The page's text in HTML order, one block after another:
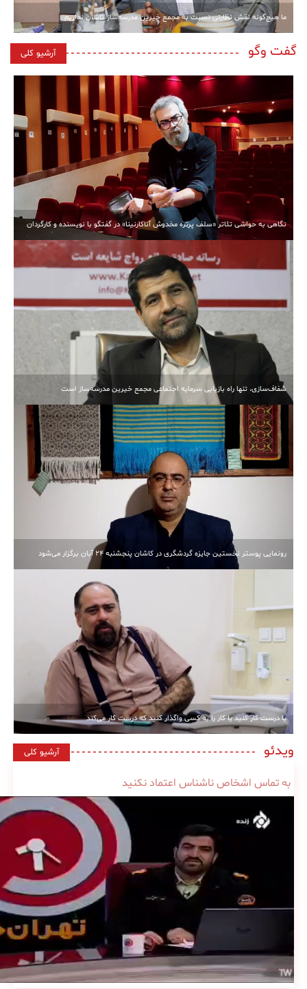
ما هیچ‌گونه نقش نظارتی نسبت به مجمع خیرین مدرسه‌ساز کاشان نداریم
گفت وگو آرشیو کلی
نگاهی به حواشی تئاتر «سلف پرتره مخدوش آناکارنینا» در گفتگو با نویسنده و کارگردان
شفاف‌سازی، تنها راه بازیابی سرمایه اجتماعی مجمع خیرین مدرسه‌ساز است
رونمایی پوستر نخستین جایزه گردشگری در کاشان پنجشنبه 24 آبان برگزار می‌شود
یا درست کار کنید یا کار را به کسی واگذار کنید که درست کار می‌کند
ویدئو آرشیو کلی
به تماس اشخاص ناشناس اعتماد نکنید